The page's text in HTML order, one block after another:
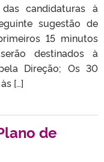
candidaturas à
sugestão de
15 minutos
destinados à
Direção; Os 30
[…]
de